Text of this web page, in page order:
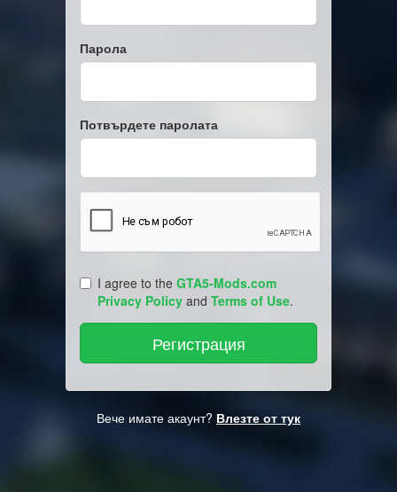
Парола
Потвърдете паролата
I agree to the GTA5-Mods.com
Privacy Policy and Terms of Use.
Вече имате акаунт? Влезте от тук